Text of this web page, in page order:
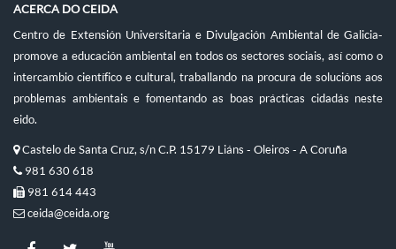
ACERCA DO CEIDA
Centro de Extensión Universitaria e Divulgación Ambiental de Galicia-
promove a educación ambiental en todos os sectores sociais, así como o
intercambio científico e cultural, traballando na procura de solucións aos
problemas ambientais e fomentando as boas prácticas cidadás neste
eido.
Castelo de Santa Cruz, s/n C.P. 15179 Liáns - Oleiros - A Coruña
981 630 618
981 614 443
ceida@ceida.org